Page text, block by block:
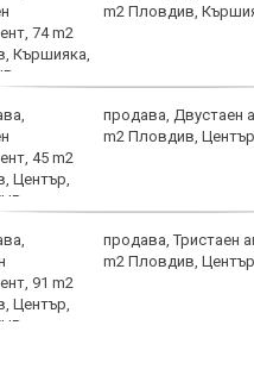
m2 Пловдив,
продава, Двустаен
m2 Пловдив,
продава, Тристаен
m2 Пловдив,